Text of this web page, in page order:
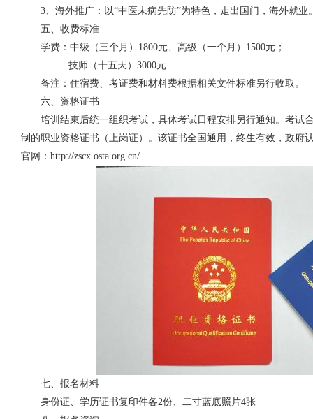
3、海外推广：以“中医未病先防”为特色，走出国门，海外就业
五、收费标准
学费：中级（三个月）1800元、高级（一个月）1500元；
技师（十五天）3000元
备注：住宿费、考证费和材料费根据相关文件标准另行收取。
六、资格证书
培训结束后统一组织考试，具体考试日程安排另行通知。考试
制的职业资格证书（上岗证）。该证书全国通用，终生有效，政府
官网：http://zscx.osta.org.cn/
七、报名材料
身份证、学历证书复印件各2份、二寸蓝底照片4张